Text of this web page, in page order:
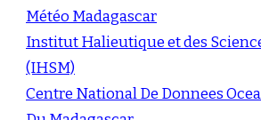
Météo Madagascar
Institut Halieutique et des
(IHSM)
Centre National De Donnees